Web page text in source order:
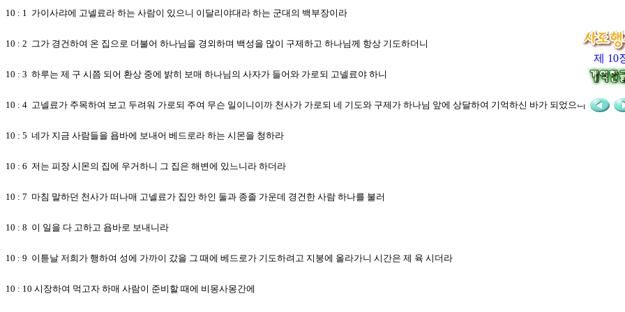
제 10
10 : 1 가이사랴에 고넬료라 하는 사람이 있으니 이달리야대라 하는 군대의 백부장이라
10 : 2 그가 경건하여 온 집으로 더불어 하나님을 경외하며 백성을 많이 구제하고 하나님께 항상 기도하더니
10 : 3 하루는 제 구 시쯤 되어 환상 중에 밝히 보매 하나님의 사자가 들어와 가로되 고넬료야 하니
10 : 4 고넬료가 주목하여 보고 두려워 가로되 주여 무슨 일이니이까 천사가 가로되 네 기도와 구제가 하나님 앞에 상달하여 기억하신 바가 되었으니
10 : 5 네가 지금 사람들을 욥바에 보내어 베드로라 하는 시몬을 청하라
10 : 6 저는 피장 시몬의 집에 우거하니 그 집은 해변에 있느니라 하더라
10 : 7 마침 말하던 천사가 떠나매 고넬료가 집안 하인 둘과 종졸 가운데 경건한 사람 하나를 불러
10 : 8 이 일을 다 고하고 욥바로 보내니라
10 : 9 이튿날 저희가 행하여 성에 가까이 갔을 그 때에 베드로가 기도하려고 지붕에 올라가니 시간은 제 육 시더라
10 : 10 시장하여 먹고자 하매 사람이 준비할 때에 비몽사몽간에